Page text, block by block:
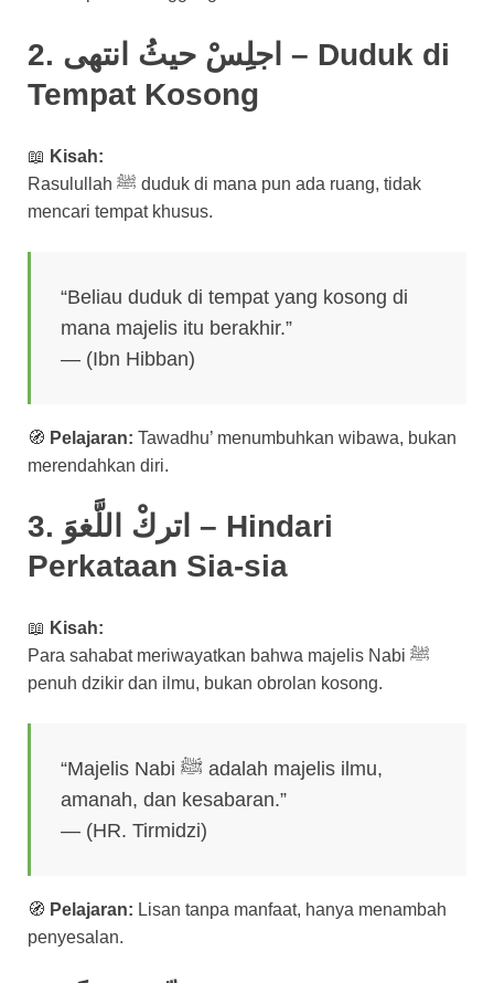
2. اجلِسْ حيثُ انتهى – Duduk di
Tempat Kosong
📖 Kisah:
Rasulullah ﷺ duduk di mana pun ada ruang, tidak
mencari tempat khusus.
“Beliau duduk di tempat yang kosong di
mana majelis itu berakhir.”
— (Ibn Hibban)
🧭 Pelajaran: Tawadhu’ menumbuhkan wibawa, bukan
merendahkan diri.
3. اتركْ اللَّغوَ – Hindari
Perkataan Sia-sia
📖 Kisah:
Para sahabat meriwayatkan bahwa majelis Nabi ﷺ
penuh dzikir dan ilmu, bukan obrolan kosong.
“Majelis Nabi ﷺ adalah majelis ilmu,
amanah, dan kesabaran.”
— (HR. Tirmidzi)
🧭 Pelajaran: Lisan tanpa manfaat, hanya menambah
penyesalan.